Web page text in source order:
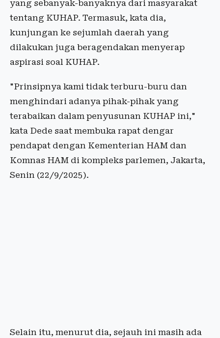
yang sebanyak-banyaknya dari masyarakat
tentang KUHAP. Termasuk, kata dia,
kunjungan ke sejumlah daerah yang
dilakukan juga beragendakan menyerap
aspirasi soal KUHAP.
"Prinsipnya kami tidak terburu-buru dan
menghindari adanya pihak-pihak yang
terabaikan dalam penyusunan KUHAP ini,"
kata Dede saat membuka rapat dengar
pendapat dengan Kementerian HAM dan
Komnas HAM di kompleks parlemen, Jakarta,
Senin (22/9/2025).
Selain itu, menurut dia, sejauh ini masih ada